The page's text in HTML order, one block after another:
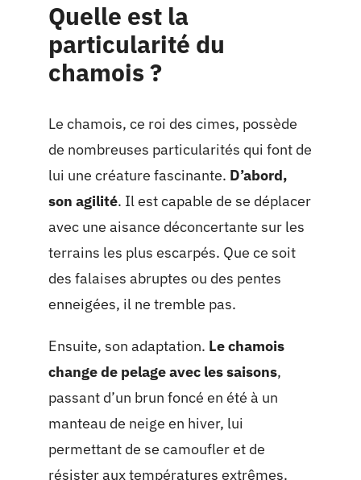
Quelle est la
particularité du
chamois ?
Le chamois, ce roi des cimes, possède
de nombreuses particularités qui font de
lui une créature fascinante. D’abord,
son agilité. Il est capable de se déplacer
avec une aisance déconcertante sur les
terrains les plus escarpés. Que ce soit
des falaises abruptes ou des pentes
enneigées, il ne tremble pas.
Ensuite, son adaptation. Le chamois
change de pelage avec les saisons,
passant d’un brun foncé en été à un
manteau de neige en hiver, lui
permettant de se camoufler et de
résister aux températures extrêmes.